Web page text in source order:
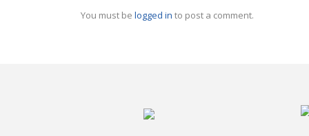
You must be logged in to post a comment.